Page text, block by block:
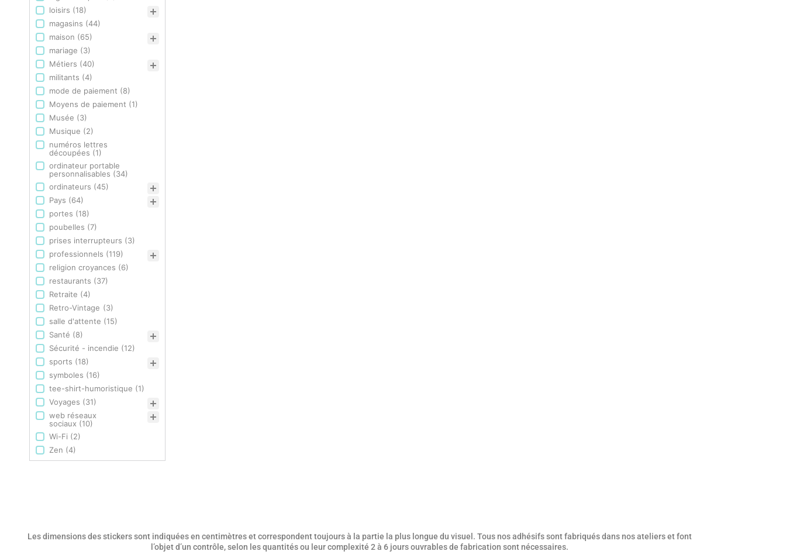
loisirs (18)
magasins (44)
maison (65)
mariage (3)
Métiers (40)
militants (4)
mode de paiement (8)
Moyens de paiement (1)
Musée (3)
Musique (2)
numéros lettres
découpées (1)
ordinateur portable
personnalisables (34)
ordinateurs (45)
Pays (64)
portes (18)
poubelles (7)
prises interrupteurs (3)
professionnels (119)
religion croyances (6)
restaurants (37)
Retraite (4)
Retro-Vintage (3)
salle d'attente (15)
Santé (8)
Sécurité - incendie (12)
sports (18)
symboles (16)
tee-shirt-humoristique (1)
Voyages (31)
web réseaux
sociaux (10)
Wi-Fi (2)
Zen (4)
Les dimensions des stickers sont indiquées en centimètres et correspondent toujours à la partie la plus longue du visuel. Tous nos adhésifs sont fabriqués dans nos ateliers et font
l’objet d’un contrôle, selon les quantités ou leur complexité 2 à 6 jours ouvrables de fabrication sont nécessaires.